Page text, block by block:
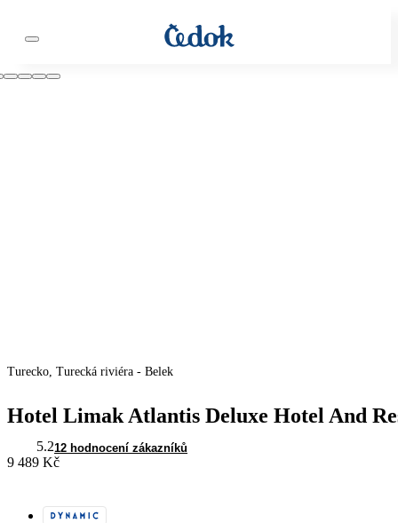
Turecko, Turecká riviéra - Belek
Hotel Limak Atlantis Deluxe Hotel And
5.212 hodnocení zákazníků
9 489 Kč